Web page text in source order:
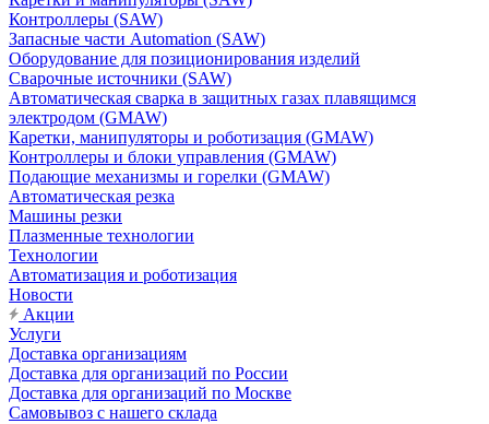
Контроллеры (SAW)
Запасные части Automation (SAW)
Оборудование для позиционирования изделий
Сварочные источники (SAW)
Автоматическая сварка в защитных газах плавящимся
электродом (GMAW)
Каретки, манипуляторы и роботизация (GMAW)
Контроллеры и блоки управления (GMAW)
Подающие механизмы и горелки (GMAW)
Автоматическая резка
Машины резки
Плазменные технологии
Технологии
Автоматизация и роботизация
Новости
Акции
Услуги
Доставка организациям
Доставка для организаций по России
Доставка для организаций по Москве
Самовывоз с нашего склада